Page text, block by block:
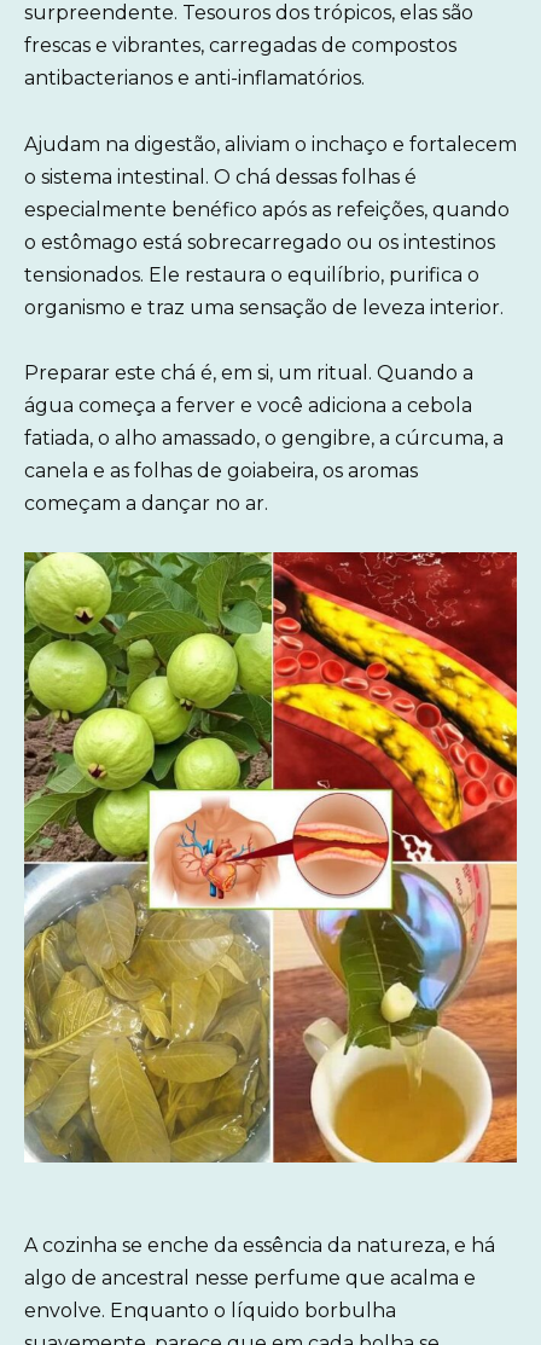
surpreendente. Tesouros dos trópicos, elas são
frescas e vibrantes, carregadas de compostos
antibacterianos e anti-inflamatórios.
Ajudam na digestão, aliviam o inchaço e fortalecem
o sistema intestinal. O chá dessas folhas é
especialmente benéfico após as refeições, quando
o estômago está sobrecarregado ou os intestinos
tensionados. Ele restaura o equilíbrio, purifica o
organismo e traz uma sensação de leveza interior.
Preparar este chá é, em si, um ritual. Quando a
água começa a ferver e você adiciona a cebola
fatiada, o alho amassado, o gengibre, a cúrcuma, a
canela e as folhas de goiabeira, os aromas
começam a dançar no ar.
A cozinha se enche da essência da natureza, e há
algo de ancestral nesse perfume que acalma e
envolve. Enquanto o líquido borbulha